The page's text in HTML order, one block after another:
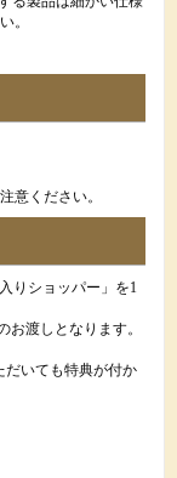
。
意ください。
りショッパー」を1
渡しとなります。
だいても特典が付か